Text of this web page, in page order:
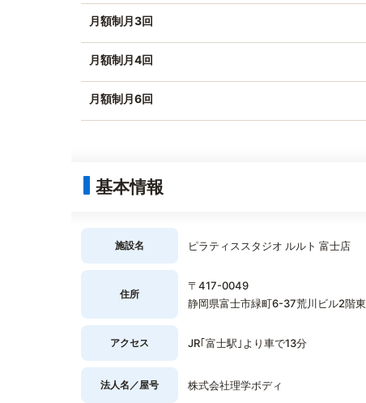
月額制月3回
月額制月4回
月額制月6回
基本情報
施設名 ピラティススタジオ ルルト 富士店
住所
〒417-0049
静岡県富士市緑町6-37荒川ビル2階東
アクセス JR｢富士駅｣より車で13分
法人名／屋号 株式会社理学ボディ